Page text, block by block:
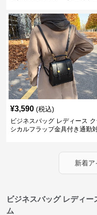
¥3,590 (税込)
ビジネスバッグ レディース ク
シカルフラップ金具付き通勤
新着ア
ビジネスバッグ レディ
ム